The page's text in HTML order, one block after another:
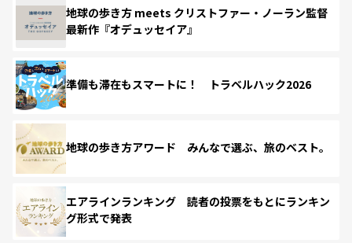
地球の歩き方 meets クリストファー・ノーラン監督
最新作『オデュッセイア』
準備も滞在もスマートに！ トラベルハック2026
地球の歩き方アワード みんなで選ぶ、旅のベスト。
エアラインランキング 読者の投票をもとにランキン
グ形式で発表